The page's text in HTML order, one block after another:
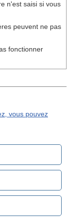
n'est saisi si vous
peuvent ne pas
fonctionner
vous pouvez